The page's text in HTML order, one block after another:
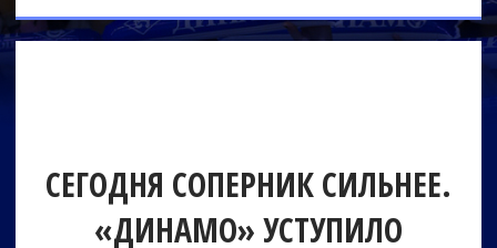
СЕГОДНЯ СОПЕРНИК СИЛЬНЕЕ.
«ДИНАМО» УСТУПИЛО